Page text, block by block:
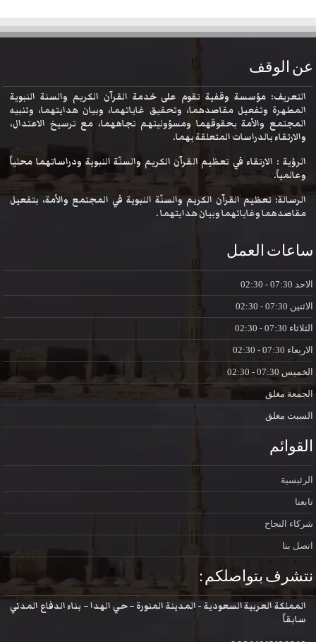
عن الوقف
التعريف: مؤسسة وقفية تقوم على خدمة القرآن الكريم والسنة النبوية
المطهرة وتفعيل مقاصدهما، وتحقيق غاياتهما، وبيان هدايتهما، وتنبيه
المجتمع والأمة بحقوقهما ومسؤوليتهم تجاههما، مع ترسيخ الاعتدال،
والارتقاء بالدراسات المتعلقة بهما.
الرؤية : الارتقاء في تعظيم القرآن الكريم والسنّة النبوية ودراساتهما محلياً
وعالمياً.
الرسالة: تعظيم القرآن الكريم والسنّة النبوية في المجتمع والأمة، بتفعيل
مقاصدهما وغاياتهما وبيان هدايتهما .
ساعات العمل
الاحد
الاثنين
الثلاثاء
الاربعاء
الخميس
الجمعة مغلق
السبت مغلق
القوائم
الرئيسية
تابعنا
شركاء النجاح
اتصل بنا
نتشرف بتواصلكم :
المملكة العربية السعودية - المدينة المنورة – حي الهدا – بناء الدفاع المدني
سابقاً